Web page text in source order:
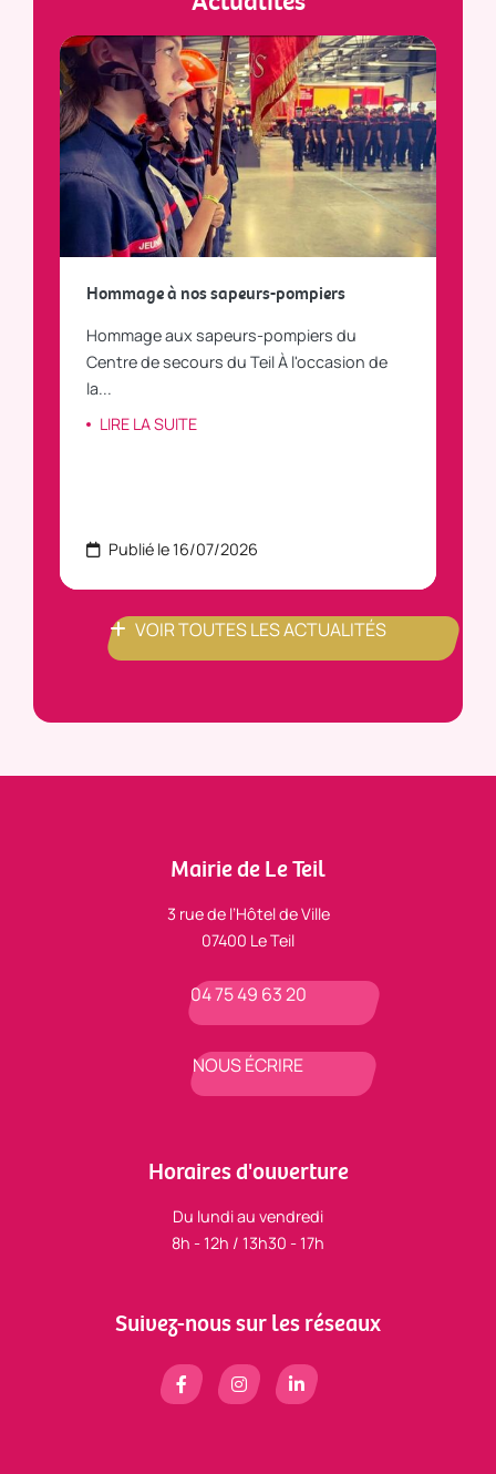
Hommage à nos sapeurs-pompiers
Hommage aux sapeurs-pompiers du
Centre de secours du Teil À l'occasion de
la...
LIRE LA SUITE
Publié le 16/07/2026
VOIR TOUTES LES ACTUALITÉS
Mairie de Le Teil
3 rue de l’Hôtel de Ville
07400 Le Teil
04 75 49 63 20
NOUS ÉCRIRE
Horaires d'ouverture
Du lundi au vendredi
8h - 12h / 13h30 - 17h
Suivez-nous sur les réseaux